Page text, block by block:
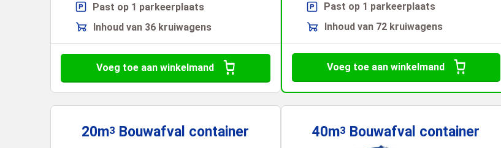
Past op 1 parkeerplaats
Inhoud van 36 kruiwagens
Voeg toe aan winkelmand
Past op 1 parkeerplaats
Inhoud van 72 kruiwagens
Voeg toe aan winkelmand
20m3 Bouwafval container 40m3 Bouwafval container